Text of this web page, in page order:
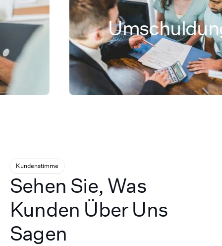
Umschuldung
Kundenstimme
Sehen Sie, Was
Kunden Über Uns
Sagen